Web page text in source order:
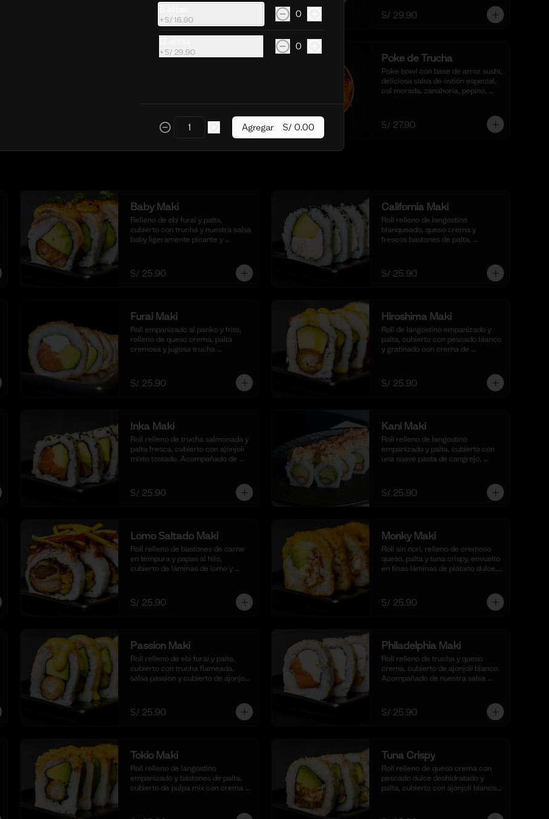
S/ 29.90 S/ 29.90
Poke Tartar de Trucha
S/ 29.90
Poke de Trucha
Poke bowl con base de arroz sushi,
deliciosa salsa de ostión especial,
col morada, zanahoria, pepino,
S/ 27.90
Baby Maki
Relleno de ebi furai y palta,
cubierto con trucha y nuestra salsa
baby ligeramente picante y
S/ 25.90
California Maki
Roll relleno de langostino
blanqueado, queso crema y
frescos bastones de palta,
crujiente. Acompañado de nuestra
salsa shoyu. (10 cortes).
S/ 25.90
Furai Maki
Roll empanizado al panko y frito,
relleno de queso crema, palta
cremosa y jugosa trucha
S/ 25.90
Hiroshima Maki
Roll de langostino empanizado y
palta, cubierto con pescado blanco
y gratinado con crema de
de nuestra salsa shoyu. (10 cortes).
S/ 25.90
Inka Maki
Roll relleno de trucha salmonada y
palta fresca, cubierto con ajonjolí
mixto tostado. Acompañado de
S/ 25.90
Kani Maki
Roll relleno de langostino
empanizado y palta, cubierto con
una suave pasta de cangrejo,
Acompañado de nuestra shoyu. (10
cortes).
S/ 25.90
Lomo Saltado Maki
Roll relleno de bastones de carne
en tempura y papas al hilo,
cubierto de láminas de lomo y
salsa de lomo. Acompañado de
nuestra salsa shoyu. (10 cortes)
S/ 25.90
Monky Maki
Roll sin nori, relleno de cremoso
queso, palta y tuna crispy, envuelto
en finas láminas de plátano dulce,
Acompañado de salsa de
maracuyá y quinua crocante. (10
S/ 25.90
Passion Maki
Roll relleno de ebi furai y palta,
cubierto con trucha flameada,
salsa passion y cubierto de ajonjolí
S/ 25.90
Philadelphia Maki
Roll relleno de trucha y queso
crema, cubierto de ajonjolí blanco.
Acompañado de nuestra salsa
S/ 25.90
Tokio Maki
Roll relleno de langostino
empanizado y bastones de palta,
cubierto de pulpa mix con crema
shoyu. (10 cortes).
Tuna Crispy
Roll relleno de queso crema con
pescado dulce deshidratado y
palta, cubierto con ajonjolí blanco.
+S/ 16.90
0
+S/ 29.90
0
Agregar S/ 0.00